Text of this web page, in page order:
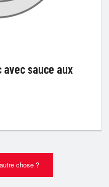
sauce aux
chose ?